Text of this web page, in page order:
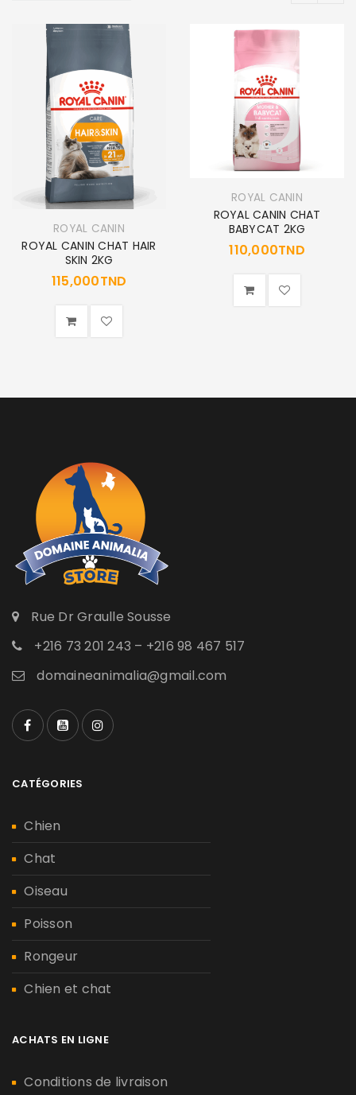
ROYAL CANIN
ROYAL CANIN CHAT HAIR
SKIN 2KG
115,000TND
ROYAL CANIN
ROYAL CANIN CHAT
BABYCAT 2KG
110,000TND
Rue Dr Graulle Sousse
+216 73 201 243 – +216 98 467 517
domaineanimalia@gmail.com
CATÉGORIES
Chien
Chat
Oiseau
Poisson
Rongeur
Chien et chat
ACHATS EN LIGNE
Conditions de livraison